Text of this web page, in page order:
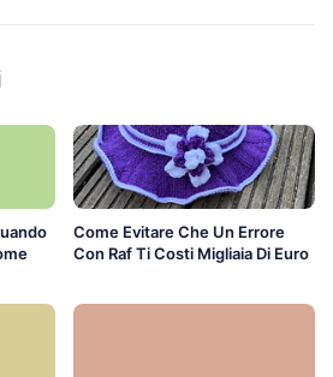
Come Evitare Che Un Errore
Con Raf Ti Costi Migliaia Di Euro